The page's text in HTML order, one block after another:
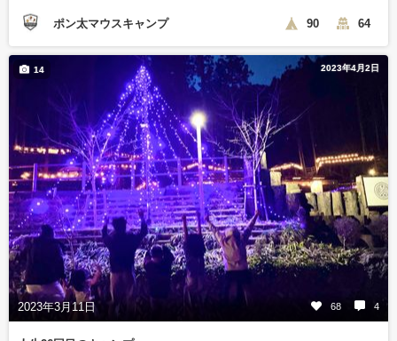
ポン太マウスキャンプ 90 64
2023年4月2日
2023年3月11日 68 4
14